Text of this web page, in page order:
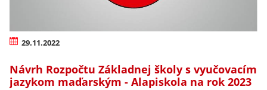
29.11.2022
Návrh Rozpočtu Základnej školy s vyučovacím
jazykom maďarským - Alapiskola na rok 2023